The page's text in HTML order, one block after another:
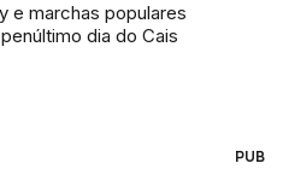
e marchas populares
dia do Cais
PUB